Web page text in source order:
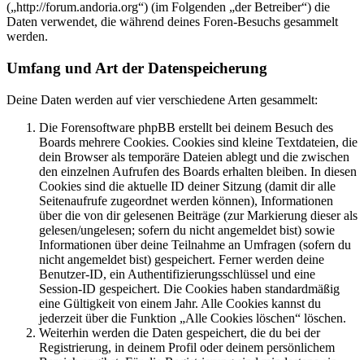
(„http://forum.andoria.org“) (im Folgenden „der Betreiber“) die
Daten verwendet, die während deines Foren-Besuchs gesammelt
werden.
Umfang und Art der Datenspeicherung
Deine Daten werden auf vier verschiedene Arten gesammelt:
Die Forensoftware phpBB erstellt bei deinem Besuch des
Boards mehrere Cookies. Cookies sind kleine Textdateien, die
dein Browser als temporäre Dateien ablegt und die zwischen
den einzelnen Aufrufen des Boards erhalten bleiben. In diesen
Cookies sind die aktuelle ID deiner Sitzung (damit dir alle
Seitenaufrufe zugeordnet werden können), Informationen
über die von dir gelesenen Beiträge (zur Markierung dieser als
gelesen/ungelesen; sofern du nicht angemeldet bist) sowie
Informationen über deine Teilnahme an Umfragen (sofern du
nicht angemeldet bist) gespeichert. Ferner werden deine
Benutzer-ID, ein Authentifizierungsschlüssel und eine
Session-ID gespeichert. Die Cookies haben standardmäßig
eine Gültigkeit von einem Jahr. Alle Cookies kannst du
jederzeit über die Funktion „Alle Cookies löschen“ löschen.
Weiterhin werden die Daten gespeichert, die du bei der
Registrierung, in deinem Profil oder deinem persönlichem